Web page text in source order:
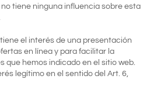
tiene ninguna influencia sobre esta
el interés de una presentación
en línea y para facilitar la
que hemos indicado en el sitio web.
legítimo en el sentido del Art. 6,